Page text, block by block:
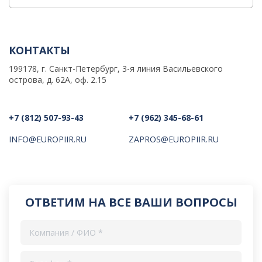
КОНТАКТЫ
199178, г. Санкт-Петербург, 3-я линия Васильевского
острова, д. 62А, оф. 2.15
+7 (812) 507-93-43
INFO@EUROPIIR.RU
+7 (962) 345-68-61
ZAPROS@EUROPIIR.RU
ОТВЕТИМ НА ВСЕ ВАШИ ВОПРОСЫ